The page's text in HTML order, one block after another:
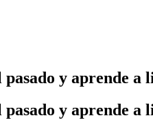
pasado y aprende a
pasado y aprende a